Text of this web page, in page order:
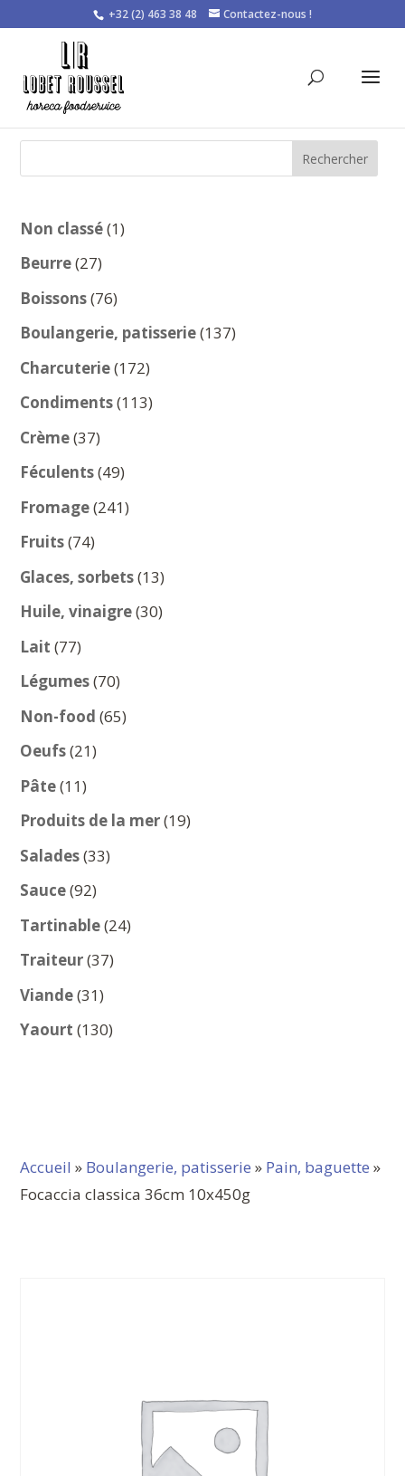
+32 (2) 463 38 48 Contactez-nous !
Rechercher
Non classé 11
Beurre 2727
produits
Boissons 7676
produits
Boulangerie, patisserie 137137
Charcuterie 172172
produits
Condiments 113113
Crème 3737
produits
Féculents 4949
produits
Fromage 241241
Fruits 7474
produits
Glaces, sorbets 1313
produits
Huile, vinaigre 3030
Lait 7777
produits
Légumes 7070
produits
Non-food 6565
Oeufs 2121
Pâte 1111
produits
Produits de la mer 1919
Salades 3333
Sauce 9292
produits
Tartinable 2424
Traiteur 3737
Viande 3131
produits
Yaourt 130130
Accueil » Boulangerie, patisserie » Pain, baguette »
Focaccia classica 36cm 10x450g